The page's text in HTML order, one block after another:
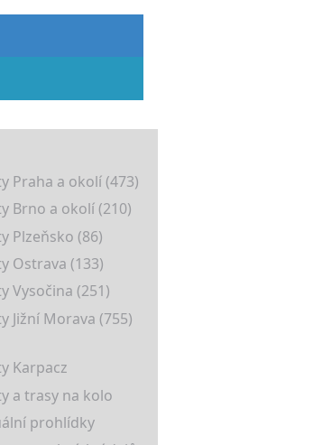
Praha a okolí (473)
Brno a okolí (210)
Plzeňsko (86)
Ostrava (133)
Vysočina (251)
Jižní Morava (755)
Karpacz
a trasy na kolo
prohlídky